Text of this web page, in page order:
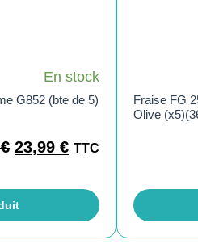
En stock
G852 (bte de 5)
€ 23,99 € TTC
Fraise FG
Olive